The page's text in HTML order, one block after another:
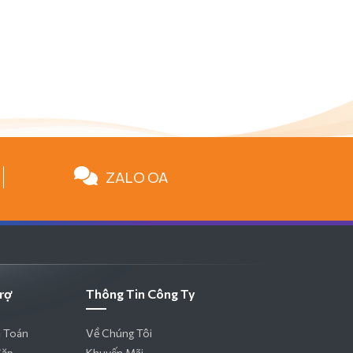
ZALO OA
Toán
Thông Tin Công Ty
Về Chúng Tôi